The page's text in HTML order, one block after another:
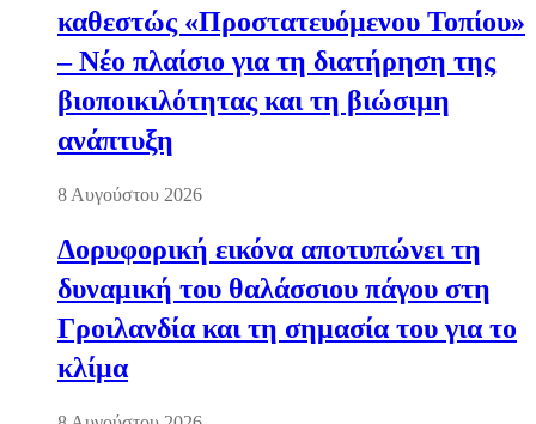
καθεστώς «Προστατευόμενου Τοπίου»
– Νέο πλαίσιο για τη διατήρηση της
βιοποικιλότητας και τη βιώσιμη
ανάπτυξη
8 Αυγούστου 2026
Δορυφορική εικόνα αποτυπώνει τη
δυναμική του θαλάσσιου πάγου στη
Γροιλανδία και τη σημασία του για το
κλίμα